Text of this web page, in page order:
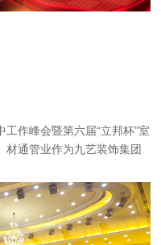
作峰会暨第六届“立邦杯”室
材通管业作为九艺装饰集团